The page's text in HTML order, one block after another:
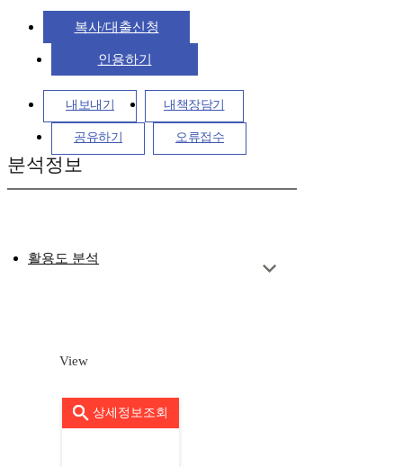
복사/대출신청
인용하기
내보내기 내책장담기
공유하기 오류접수
분석정보
활용도 분석
View
상세정보조회